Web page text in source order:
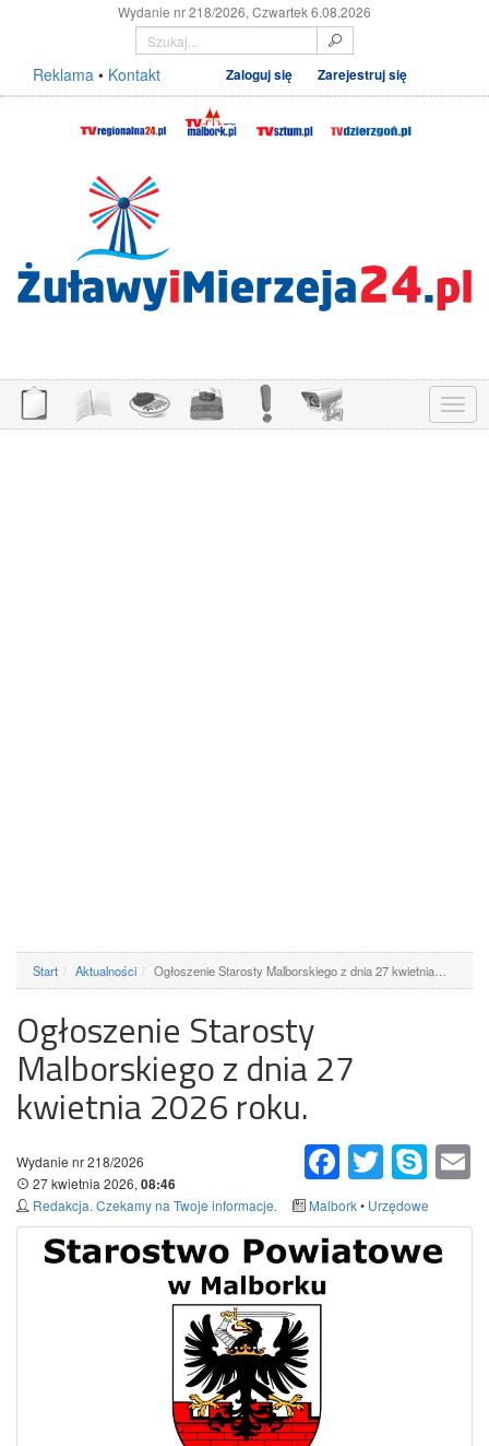
Wydanie nr 218/2026, Czwartek 6.08.2026
Reklama • Kontakt Zaloguj się Zarejestruj się
Menu
Start Aktualności Ogłoszenie Starosty Malborskiego z dnia 27 kwietnia…
Ogłoszenie Starosty
Malborskiego z dnia 27
kwietnia 2026 roku.
FacebookTwitter Skype
Wydanie nr 218/2026
27 kwietnia 2026, 08:46
Redakcja. Czekamy na Twoje informacje.
Malbork• Urzędowe